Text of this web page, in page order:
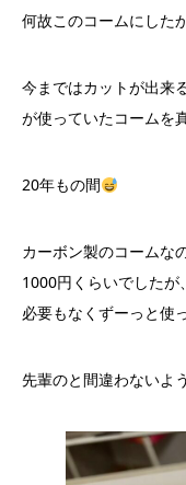
何故このコームにした
今まではカットが出来
が使っていたコームを
20年もの間
カーボン製のコームな
1000円くらいでした
必要もなくずーっと使
先輩のと間違わないよ